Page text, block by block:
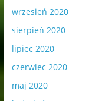
wrzesień 2020
sierpień 2020
lipiec 2020
czerwiec 2020
maj 2020